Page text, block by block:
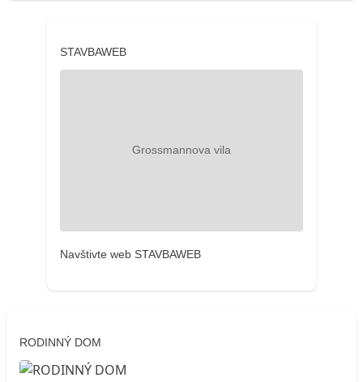
STAVBAWEB
Navštivte web STAVBAWEB
RODINNÝ DOM